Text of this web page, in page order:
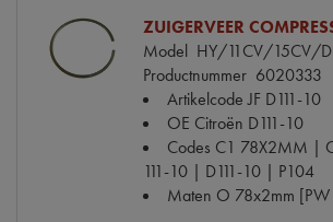
ZUIGERVEER
Model HY/11CV/15CV/
Productnummer 6020333
Artikelcode JF D111-10
OE Citroën D111-10
Codes C1 78X2MM |
111-10 | D111-10 | P104
Maten O 78x2mm